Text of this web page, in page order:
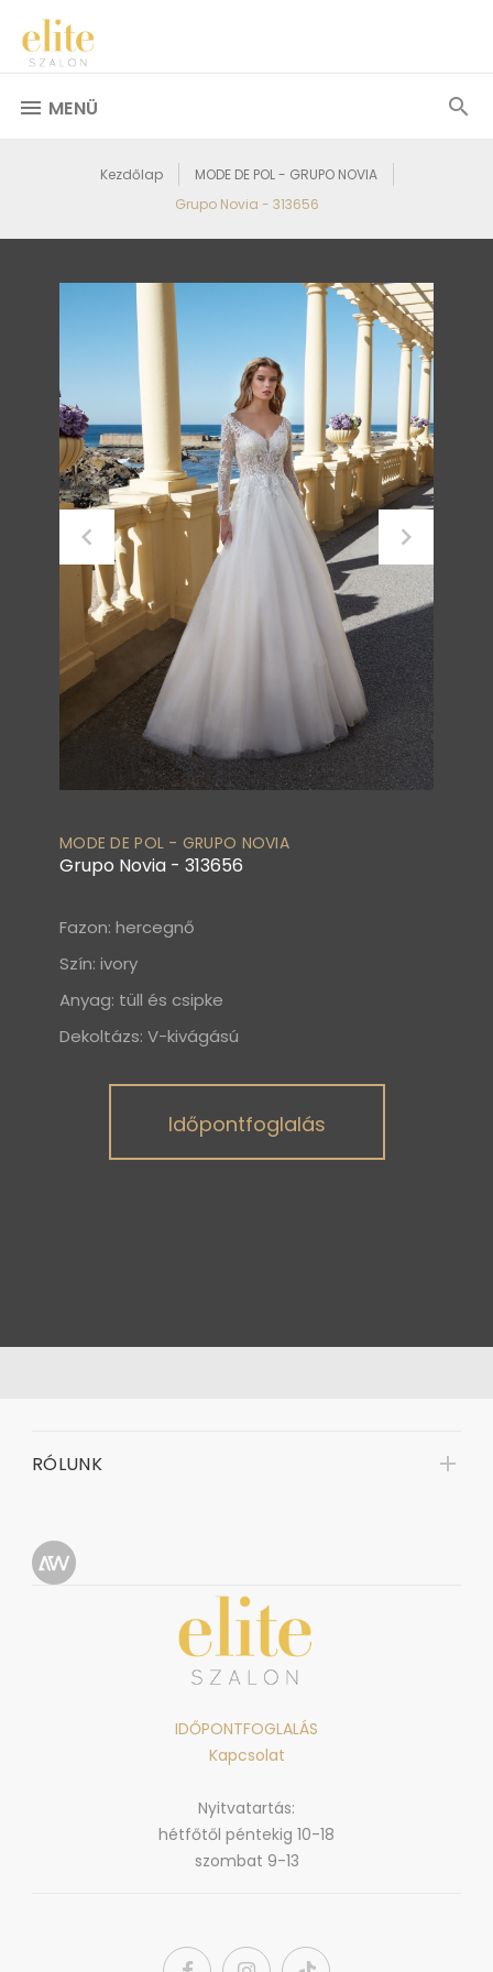
MENÜ
Kezdőlap
MODE DE POL - GRUPO NOVIA
Grupo Novia - 313656
MODE DE POL - GRUPO NOVIA
Grupo Novia - 313656
Fazon: hercegnő
Szín: ivory
Anyag: tüll és csipke
Dekoltázs: V-kivágású
Időpontfoglalás
RÓLUNK
IDŐPONTFOGLALÁS
Kapcsolat
Nyitvatartás:
hétfőtől péntekig 10-18
szombat 9-13